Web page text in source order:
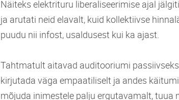
Näiteks elektrituru liberaliseerimise ajal
ja arutati neid elavalt, kuid kollektiivse
puudu nii infost, usaldusest kui ka ajast.
Tahtmatult aitavad auditooriumi
kirjutada väga empaatiliselt ja andes
mõjuda inimestele palju ergutavamalt,